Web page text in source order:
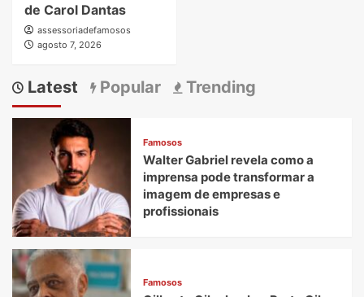
de Carol Dantas
assessoriadefamosos
agosto 7, 2026
Latest Popular Trending
Famosos
Walter Gabriel revela como a
imprensa pode transformar a
imagem de empresas e
profissionais
Famosos